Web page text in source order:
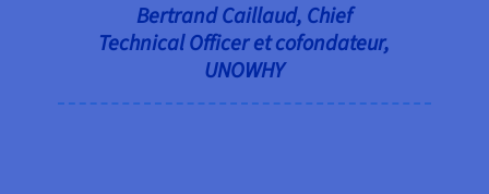
Bertrand Caillaud, Chief
Technical Officer et cofondateur,
UNOWHY